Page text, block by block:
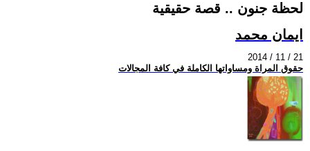
لحظة جنون .. قصة حقيقية
ايمان محمد
2014 / 11 / 21
حقوق المراة ومساواتها الكاملة في كافة المجالات